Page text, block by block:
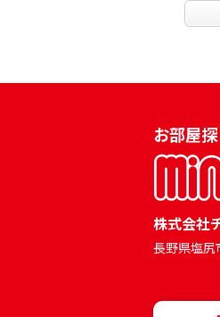
お部屋
株式会社
長野県塩